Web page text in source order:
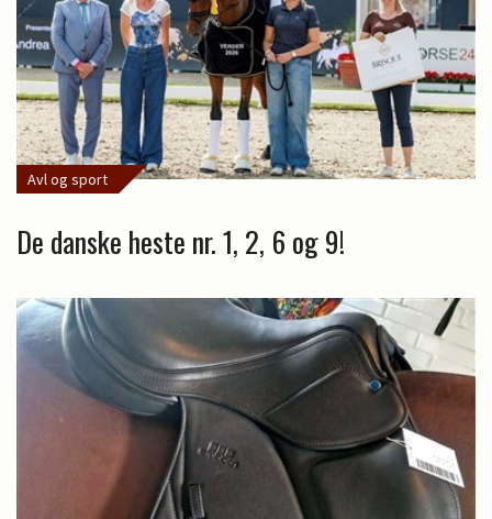
Avl og sport
De danske heste nr. 1, 2, 6 og 9!